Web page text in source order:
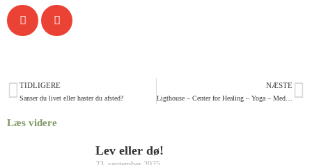
TIDLIGERE
Sanser du livet eller haster du afsted?
NÆSTE
Ligthouse – Center for Healing – Yoga – Meditation. Mødestedet for sundhedsinteresserede, søgende, sensitive, empater, mønsterbrydere – Ny Tids Bevidsthed
Læs videre
Lev eller dø!